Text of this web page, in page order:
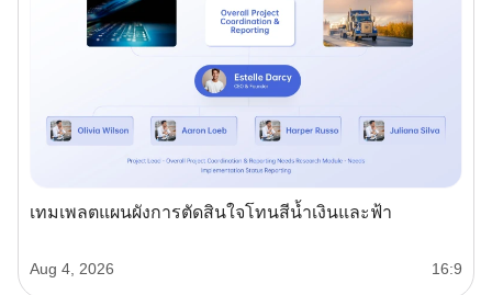
เทมเพลตแผนผังการตัดสินใจโทนสีน้ำเงินและฟ้า
Aug 4, 2026 16:9